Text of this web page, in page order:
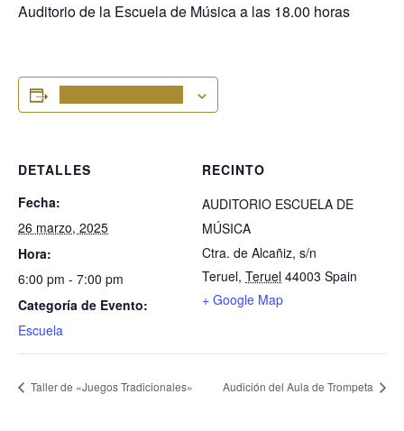
Auditorio de la Escuela de Música a las 18.00 horas
DETALLES
Fecha:
26 marzo, 2025
Hora:
6:00 pm - 7:00 pm
Categoría de Evento:
Escuela
RECINTO
AUDITORIO ESCUELA DE
MÚSICA
Ctra. de Alcañiz, s/n
Teruel, Teruel 44003 Spain
+ Google Map
Taller de «Juegos Tradicionales» Audición del Aula de Trompeta